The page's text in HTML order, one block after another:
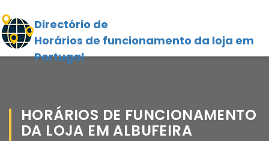
Directório de
Horários de funcionamento da loja em
Portugal
HORÁRIOS DE FUNCIONAMENTO
DA LOJA EM ALBUFEIRA